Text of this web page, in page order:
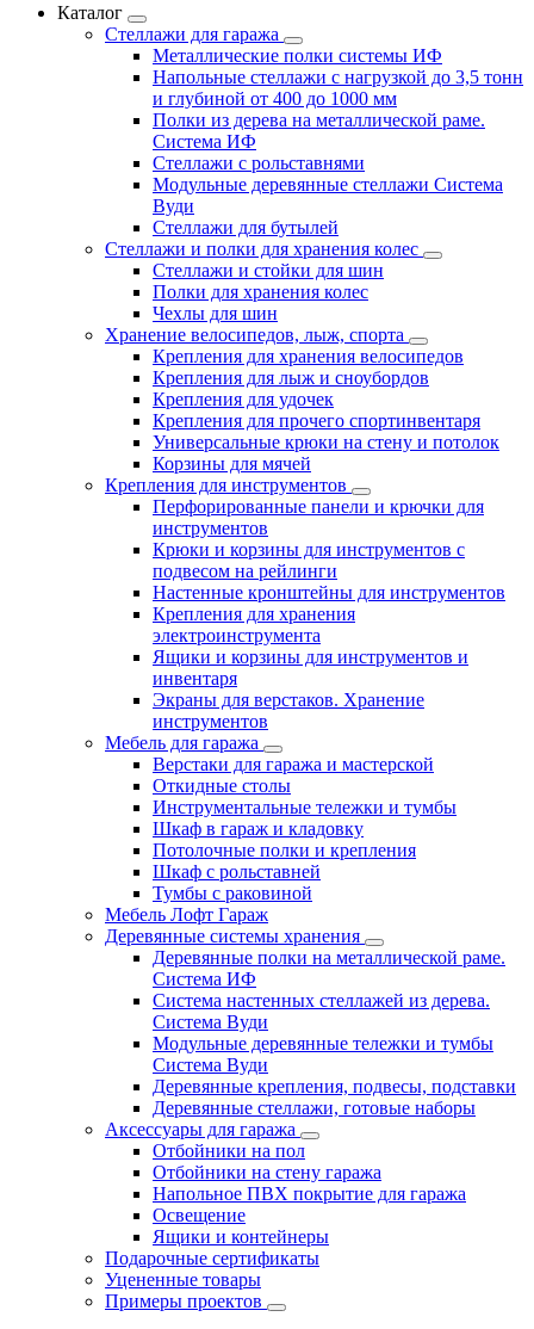
Каталог
Стеллажи для гаража
Металлические полки системы ИФ
Напольные стеллажи с нагрузкой до 3,5 тонн
и глубиной от 400 до 1000 мм
Полки из дерева на металлической раме.
Система ИФ
Стеллажи с рольставнями
Модульные деревянные стеллажи Система
Вуди
Стеллажи для бутылей
Стеллажи и полки для хранения колес
Стеллажи и стойки для шин
Полки для хранения колес
Чехлы для шин
Хранение велосипедов, лыж, спорта
Крепления для хранения велосипедов
Крепления для лыж и сноубордов
Крепления для удочек
Крепления для прочего спортинвентаря
Универсальные крюки на стену и потолок
Корзины для мячей
Крепления для инструментов
Перфорированные панели и крючки для
инструментов
Крюки и корзины для инструментов с
подвесом на рейлинги
Настенные кронштейны для инструментов
Крепления для хранения
электроинструмента
Ящики и корзины для инструментов и
инвентаря
Экраны для верстаков. Хранение
инструментов
Мебель для гаража
Верстаки для гаража и мастерской
Откидные столы
Инструментальные тележки и тумбы
Шкаф в гараж и кладовку
Потолочные полки и крепления
Шкаф с рольставней
Тумбы с раковиной
Мебель Лофт Гараж
Деревянные системы хранения
Деревянные полки на металлической раме.
Система ИФ
Система настенных стеллажей из дерева.
Система Вуди
Модульные деревянные тележки и тумбы
Система Вуди
Деревянные крепления, подвесы, подставки
Деревянные стеллажи, готовые наборы
Аксессуары для гаража
Отбойники на пол
Отбойники на стену гаража
Напольное ПВХ покрытие для гаража
Освещение
Ящики и контейнеры
Подарочные сертификаты
Уцененные товары
Примеры проектов